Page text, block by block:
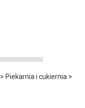
> Piekarnia i cukiernia >